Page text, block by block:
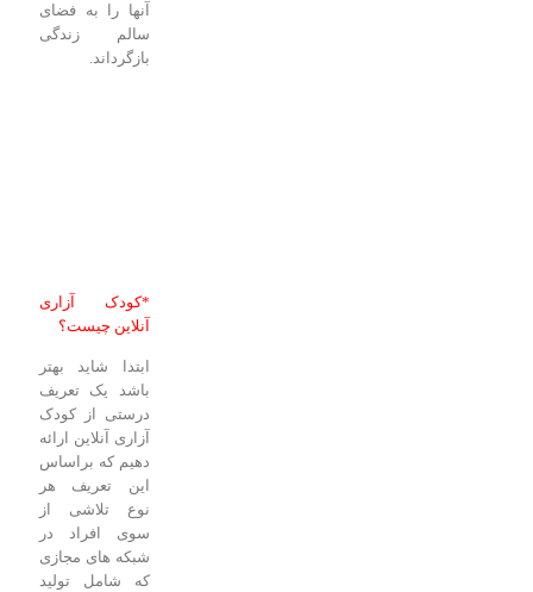
آنها را به فضای
سالم زندگی
بازگرداند.
*کودک آزاری
آنلاین چیست؟
ابتدا شاید بهتر
باشد یک تعریف
درستی از کودک
آزاری آنلاین ارائه
دهیم که براساس
این تعریف هر
نوع تلاشی از
سوی افراد در
شبکه های مجازی
که شامل تولید